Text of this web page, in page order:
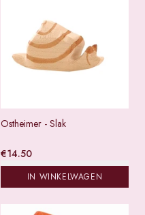
Ostheimer - Slak
€14.50
IN WINKELWAGEN